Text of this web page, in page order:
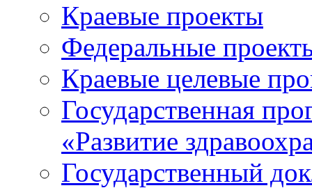
Краевые проекты
Федеральные
Краевые целевые
Государственная
«Развитие
Государственный